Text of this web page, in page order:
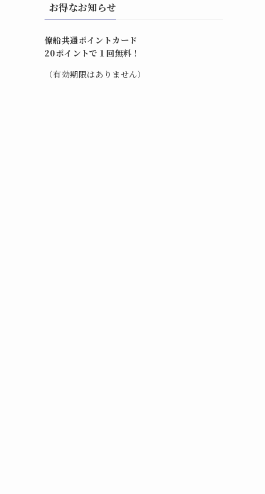
お得なお知らせ
僚船共通ポイントカード
20ポイントで１回無料！
（有効期限はありません）